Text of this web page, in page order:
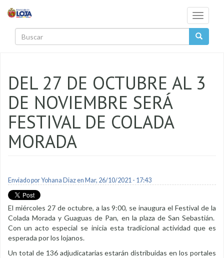
Toggle
DEL 27 DE OCTUBRE AL 3
DE NOVIEMBRE SERÁ
FESTIVAL DE COLADA
MORADA
Enviado porYohana Diazen Mar, 26/10/2021 - 17:43
El miércoles 27 de octubre, a las 9:00, se inaugura el Festival de la
Colada Morada y Guaguas de Pan, en la plaza de San Sebastián.
Con un acto especial se inicia esta tradicional actividad que es
esperada por los lojanos.
Un total de 136 adjudicatarias estarán distribuidas en los portales